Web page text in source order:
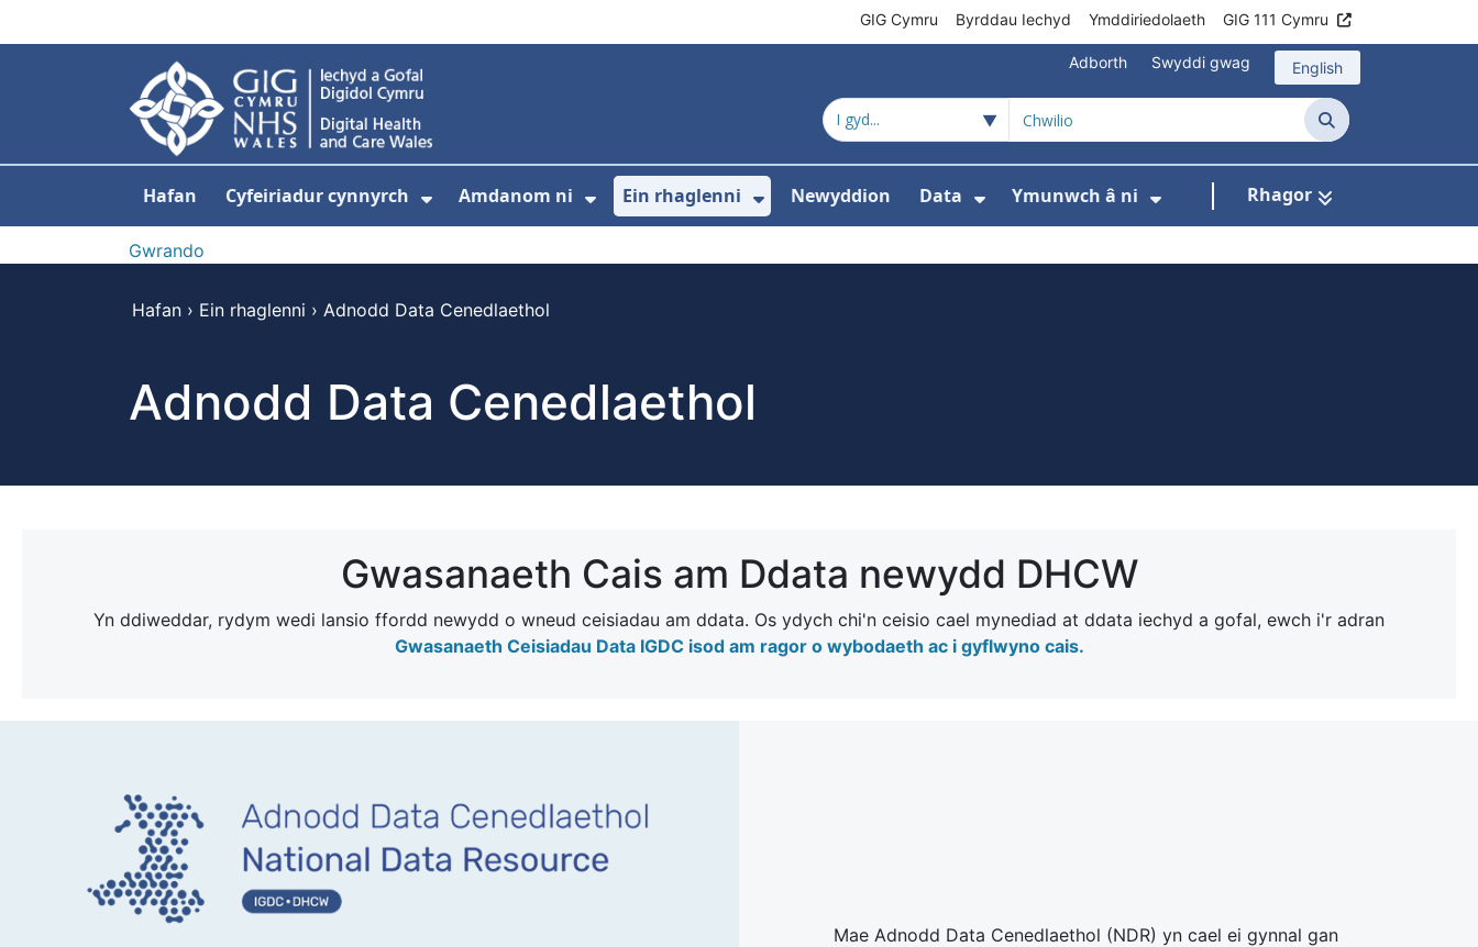
GIG Cymru Byrddau Iechyd Ymddiriedolaeth GIG 111 Cymru
Adborth Swyddi gwag English
Chwilio
Hafan Cyfeiriadur cynnyrch
Dangos isddewislen ar gyfer Cyfeiriadur cynnyrch
Amdanom ni
Dangos isddewislen ar gyfer Amdanom ni
Ein rhaglenni
Dangos isddewislen ar gyfer Ein rhaglenni
Newyddion Data Ymunwch â ni Rhagor
Gwrando
Hafan › Ein rhaglenni › Adnodd Data Cenedlaethol
Adnodd Data Cenedlaethol
Gwasanaeth Cais am Ddata newydd DHCW
Yn ddiweddar, rydym wedi lansio ffordd newydd o wneud ceisiadau am ddata. Os ydych chi'n ceisio cael mynediad at ddata iechyd a gofal, ewch i'r adran
Gwasanaeth Ceisiadau Data IGDC isod am ragor o wybodaeth ac i gyflwyno cais.
Mae Adnodd Data Cenedlaethol (NDR) yn cael ei gynnal gan